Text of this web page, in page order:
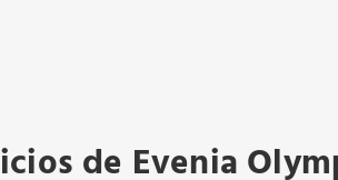
de Evenia